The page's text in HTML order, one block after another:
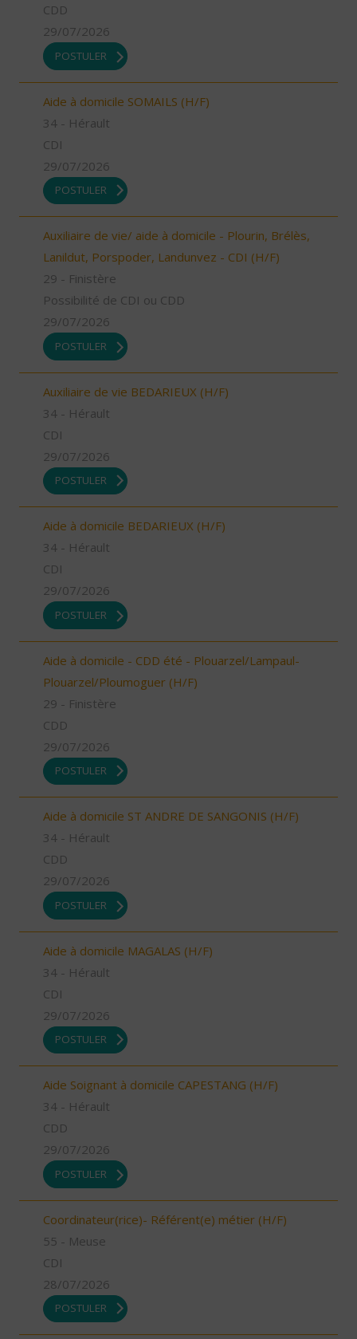
CDD
29/07/2026
POSTULER
Aide à domicile SOMAILS (H/F)
34 - Hérault
CDI
29/07/2026
POSTULER
Auxiliaire de vie/ aide à domicile - Plourin, Brélès,
Lanildut, Porspoder, Landunvez - CDI (H/F)
29 - Finistère
Possibilité de CDI ou CDD
29/07/2026
POSTULER
Auxiliaire de vie BEDARIEUX (H/F)
34 - Hérault
CDI
29/07/2026
POSTULER
Aide à domicile BEDARIEUX (H/F)
34 - Hérault
CDI
29/07/2026
POSTULER
Aide à domicile - CDD été - Plouarzel/Lampaul-
Plouarzel/Ploumoguer (H/F)
29 - Finistère
CDD
29/07/2026
POSTULER
Aide à domicile ST ANDRE DE SANGONIS (H/F)
34 - Hérault
CDD
29/07/2026
POSTULER
Aide à domicile MAGALAS (H/F)
34 - Hérault
CDI
29/07/2026
POSTULER
Aide Soignant à domicile CAPESTANG (H/F)
34 - Hérault
CDD
29/07/2026
POSTULER
Coordinateur(rice)- Référent(e) métier (H/F)
55 - Meuse
CDI
28/07/2026
POSTULER